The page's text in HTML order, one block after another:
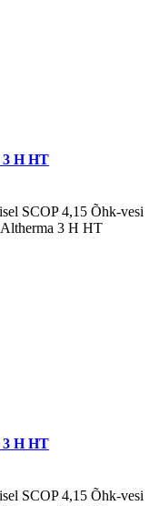
3 H HT
SCOP 4,15 Õhk-vesi
3 H HT
3 H HT
SCOP 4,15 Õhk-vesi